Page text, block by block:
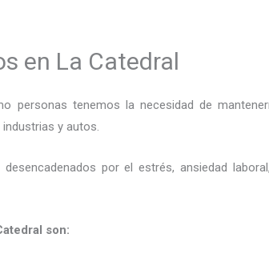
en La Catedral
personas tenemos la necesidad de
y autos.
por el estrés, ansiedad
son: